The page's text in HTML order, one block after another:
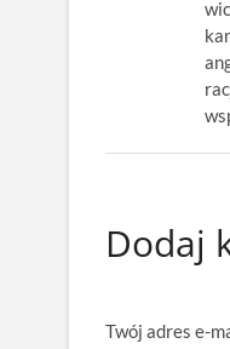
Dodaj
Twój adres e-